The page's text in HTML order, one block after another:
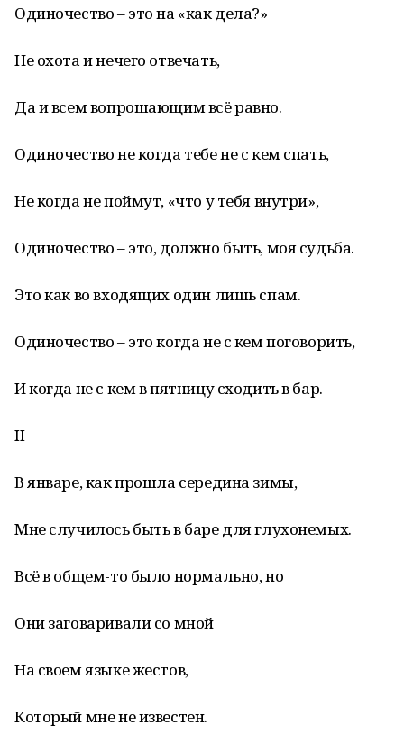
Одиночество – это на «как дела?»
Не охота и нечего отвечать,
Да и всем вопрошающим всё равно.
Одиночество не когда тебе не с кем спать,
Не когда не поймут, «что у тебя внутри»,
Одиночество – это, должно быть, моя судьба.
Это как во входящих один лишь спам.
Одиночество – это когда не с кем поговорить,
И когда не с кем в пятницу сходить в бар.
II
В январе, как прошла середина зимы,
Мне случилось быть в баре для глухонемых.
Всё в общем-то было нормально, но
Они заговаривали со мной
На своем языке жестов,
Который мне не известен.